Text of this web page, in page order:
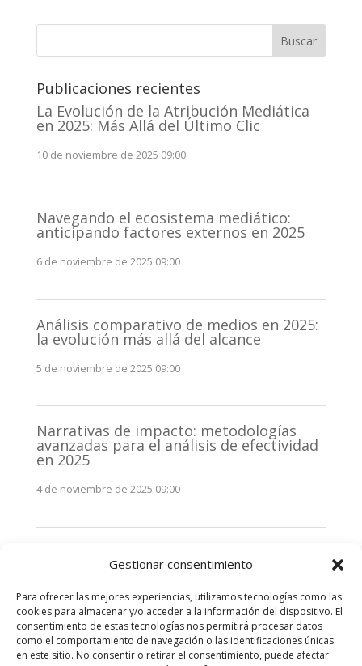
Gestionar consentimiento
Para ofrecer las mejores experiencias, utilizamos tecnologías como las
cookies para almacenar y/o acceder a la información del dispositivo. El
consentimiento de estas tecnologías nos permitirá procesar datos
como el comportamiento de navegación o las identificaciones únicas
en este sitio. No consentir o retirar el consentimiento, puede afectar
Buscar
Publicaciones recientes
La Evolución de la Atribución Mediática
en 2025: Más Allá del Último Clic
10 de noviembre de 2025 09:00
Navegando el ecosistema mediático:
anticipando factores externos en 2025
6 de noviembre de 2025 09:00
Análisis comparativo de medios en 2025:
la evolución más allá del alcance
5 de noviembre de 2025 09:00
Narrativas de impacto: metodologías
avanzadas para el análisis de efectividad
en 2025
4 de noviembre de 2025 09:00
stakeholders en 2025: La clave de la
3 de noviembre de 2025 09:00
Comentarios recientes